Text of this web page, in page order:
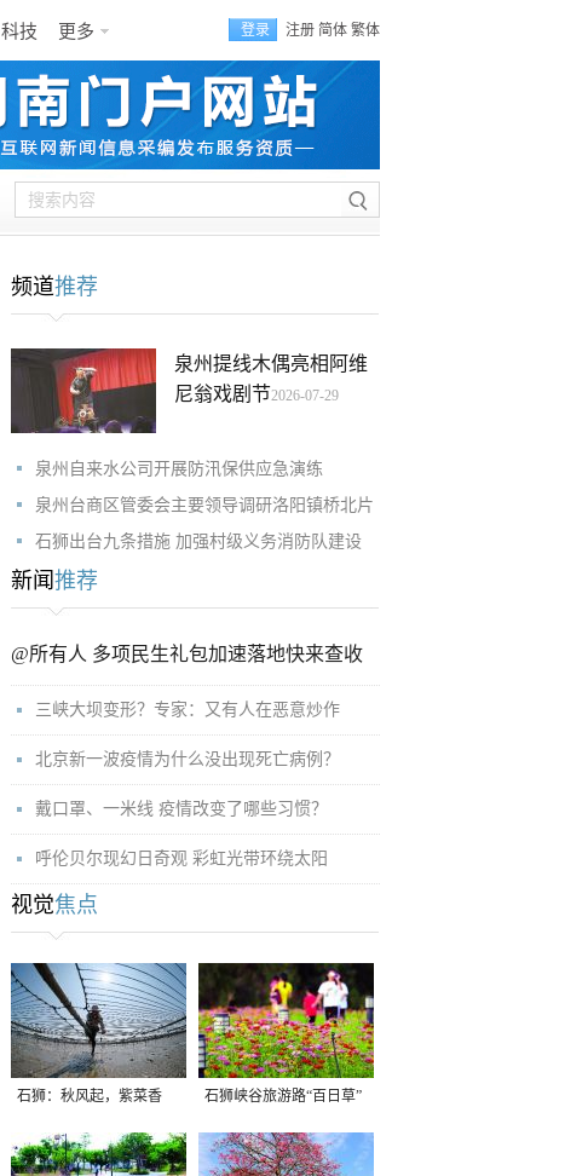
科技 更多 登录 注册 简体 繁体
频道推荐
泉州提线木偶亮相阿维
尼翁戏剧节2026-07-29
泉州自来水公司开展防汛保供应急演练
泉州台商区管委会主要领导调研洛阳镇桥北片
石狮出台九条措施 加强村级义务消防队建设
新闻 推荐
@所有人 多项民生礼包加速落地快来查收
三峡大坝变形？专家：又有人在恶意炒作
北京新一波疫情为什么没出现死亡病例？
戴口罩、一米线 疫情改变了哪些习惯？
呼伦贝尔现幻日奇观 彩虹光带环绕太阳
视觉焦点
石狮：秋风起，紫菜香 石狮峡谷旅游路“百日草”
争相斗艳